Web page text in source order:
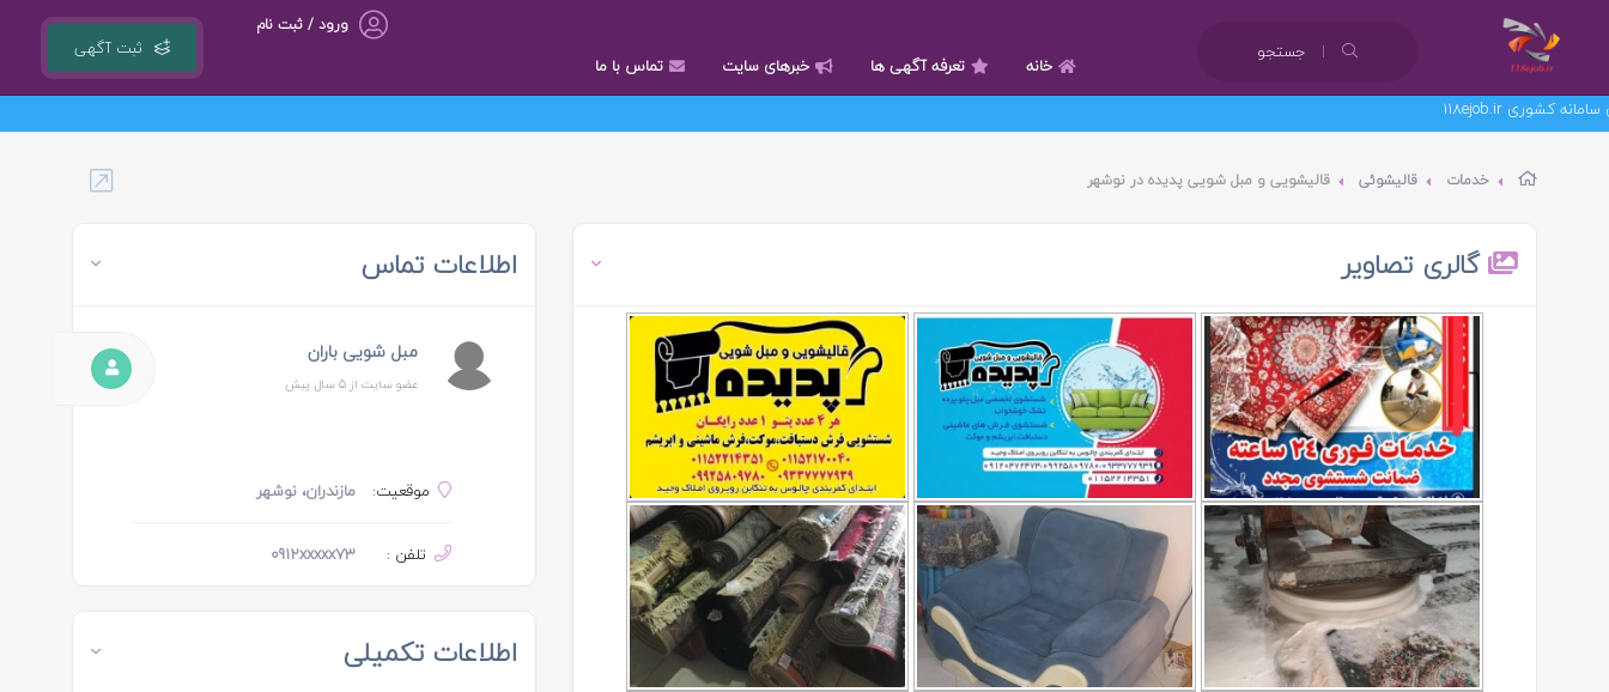
جستجو ثبت آگهی
ورود / ثبت نام
خانه تعرفه آگهی ها خبرهای سایت
تماس با ما
خدمات قالیشوئی قالیشویی و مبل شویی پدیده در نوشهر
گالری تصاویر اطلاعات تماس
مبل شویی باران
عضو سایت از 5 سال پیش
موقعیت: مازندران، نوشهر
تلفن : 0912xxxxx73
اطلاعات تکمیلی